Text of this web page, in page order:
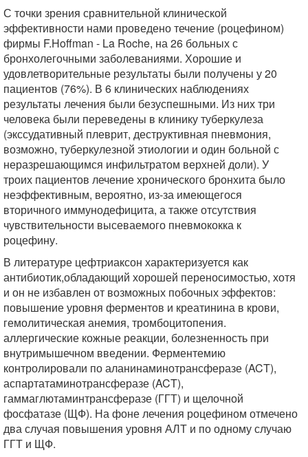
С точки зрения сравнительной клинической
эффективности нами проведено течение (роцефином)
фирмы F.Hoffman - La Roche, на 26 больных с
бронхолегочными заболеваниями. Хорошие и
удовлетворительные результаты были получены у 20
пациентов (76%). В 6 клинических наблюдениях
результаты лечения были безуспешными. Из них три
человека были переведены в клинику туберкулеза
(экссудативный плеврит, деструктивная пневмония,
возможно, туберкулезной этиологии и один больной с
неразрешающимся инфильтратом верхней доли). У
троих пациентов лечение хронического бронхита было
неэффективным, вероятно, из-за имеющегося
вторичного иммунодефицита, а также отсутствия
чувствительности высеваемого пневмококка к
роцефину.
В литературе цефтриаксон характеризуется как
антибиотик,обладающий хорошей переносимостью, хотя
и он не избавлен от возможных побочных эффектов:
повышение уровня ферментов и креатинина в крови,
гемолитическая анемия, тромбоцитопения.
аллергические кожные реакции, болезненность при
внутримышечном введении. Ферментемию
контролировали по аланинаминотрансферазе (ACT),
аспартатаминотрансферазе (ACT),
гаммаглютаминтрансферазе (ГГТ) и щелочной
фосфатазе (ЩФ). На фоне лечения роцефином отмечено
два случая повышения уровня АЛТ и по одному случаю
ГГТ и ЩФ.